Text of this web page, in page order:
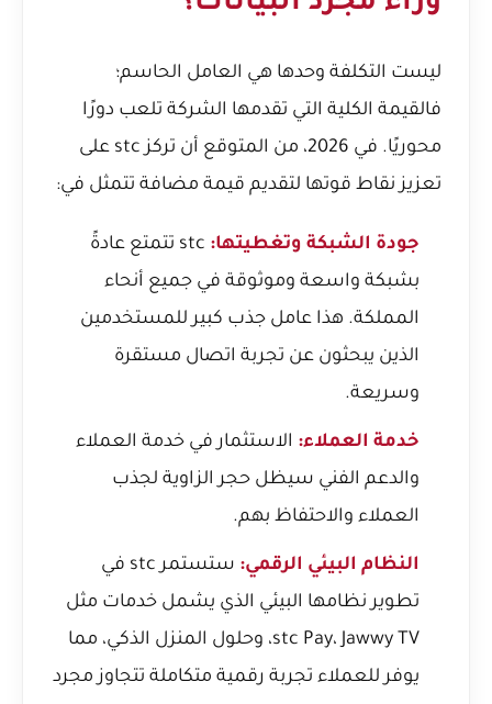
ليست التكلفة وحدها هي العامل الحاسم؛
فالقيمة الكلية التي تقدمها الشركة تلعب دورًا
محوريًا. في 2026، من المتوقع أن تركز stc على
تعزيز نقاط قوتها لتقديم قيمة مضافة تتمثل في:
جودة الشبكة وتغطيتها:
stc تتمتع عادةً
بشبكة واسعة وموثوقة في جميع أنحاء
المملكة. هذا عامل جذب كبير للمستخدمين
الذين يبحثون عن تجربة اتصال مستقرة
وسريعة.
خدمة العملاء: الاستثمار في خدمة العملاء
والدعم الفني سيظل حجر الزاوية لجذب
العملاء والاحتفاظ بهم.
النظام البيئي الرقمي:
ستستمر stc في
تطوير نظامها البيئي الذي يشمل خدمات مثل
stc Pay، Jawwy TV، وحلول المنزل الذكي، مما
يوفر للعملاء تجربة رقمية متكاملة تتجاوز مجرد